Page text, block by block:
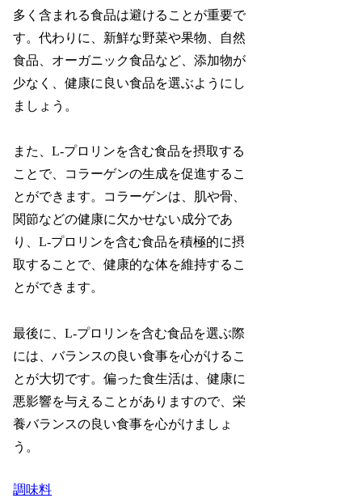
多く含まれる食品は避けることが重要で
す。代わりに、新鮮な野菜や果物、自然
食品、オーガニック食品など、添加物が
少なく、健康に良い食品を選ぶようにし
ましょう。
また、L-プロリンを含む食品を摂取する
ことで、コラーゲンの生成を促進するこ
とができます。コラーゲンは、肌や骨、
関節などの健康に欠かせない成分であ
り、L-プロリンを含む食品を積極的に摂
取することで、健康的な体を維持するこ
とができます。
最後に、L-プロリンを含む食品を選ぶ際
には、バランスの良い食事を心がけるこ
とが大切です。偏った食生活は、健康に
悪影響を与えることがありますので、栄
養バランスの良い食事を心がけましょ
う。
調味料